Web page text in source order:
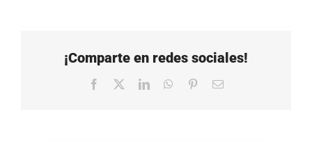
¡Comparte en redes sociales!
Facebook LinkedInWhatsApp
PinterestCorreo